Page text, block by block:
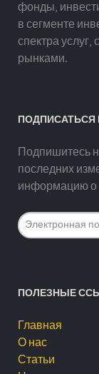
фонды,
в сегменте
спектра
рынками.
ПОДПИСАТЬСЯ
Подпишитесь
последних
информацию о
ПОЛЕЗНЫЕ
Главная
О нас
Статьи